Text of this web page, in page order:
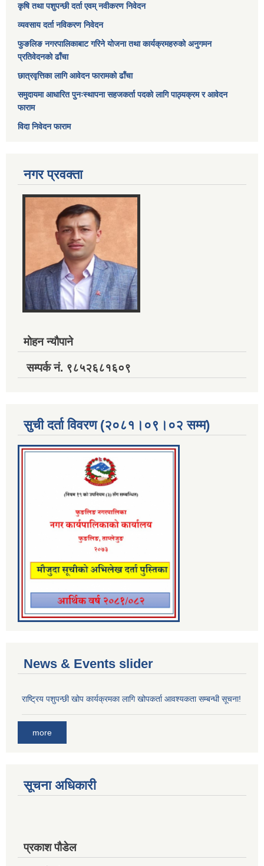
कृषि तथा पशुपन्छी दर्ता एवम् नवीकरण निवेदन
व्यवसाय दर्ता नविकरण निवेदन
फुङलिङ नगरपालिकाबाट गरिने योजना तथा कार्यक्रमहरुको अनुगमन
प्रतिवेदनको ढाँचा
छात्रवृत्तिका लागि आवेदन फारामको ढाँचा
समुदायमा आधारित पुनःस्थापना सहजकर्ता पदको लागि पाठ्यक्रम र आवेदन
फाराम
विदा निवेदन फाराम
नगर प्रवक्ता
मोहन न्यौपाने
सम्पर्क नं. ९८५२६८१६०९
सुची दर्ता विवरण (२०८१।०९।०२ सम्म)
News & Events slider
राष्ट्रिय पशुपन्छी खोप कार्यक्रमका लागि खोपकर्ता आवश्यकता सम्बन्धी सूचना!
more
सूचना अधिकारी
प्रकाश पौडेल